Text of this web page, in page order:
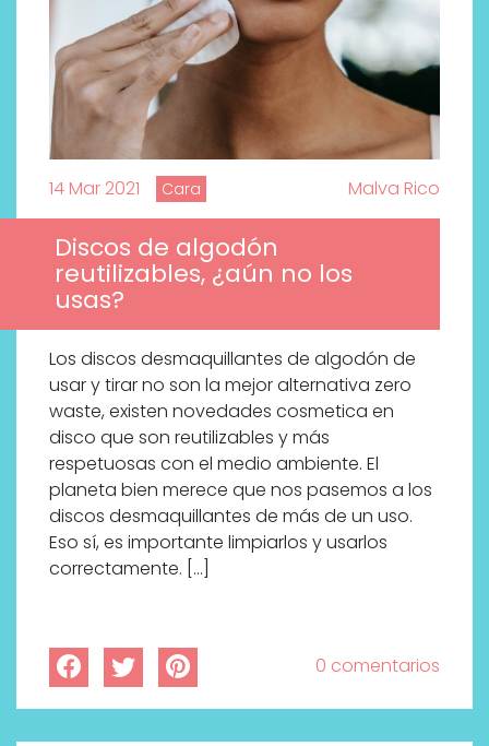
14 Mar 2021 Cara Malva Rico
Discos de algodón
reutilizables, ¿aún no los
usas?
Los discos desmaquillantes de algodón de
usar y tirar no son la mejor alternativa zero
waste, existen novedades cosmetica en
disco que son reutilizables y más
respetuosas con el medio ambiente. El
planeta bien merece que nos pasemos a los
discos desmaquillantes de más de un uso.
Eso sí, es importante limpiarlos y usarlos
correctamente. […]
0 comentarios